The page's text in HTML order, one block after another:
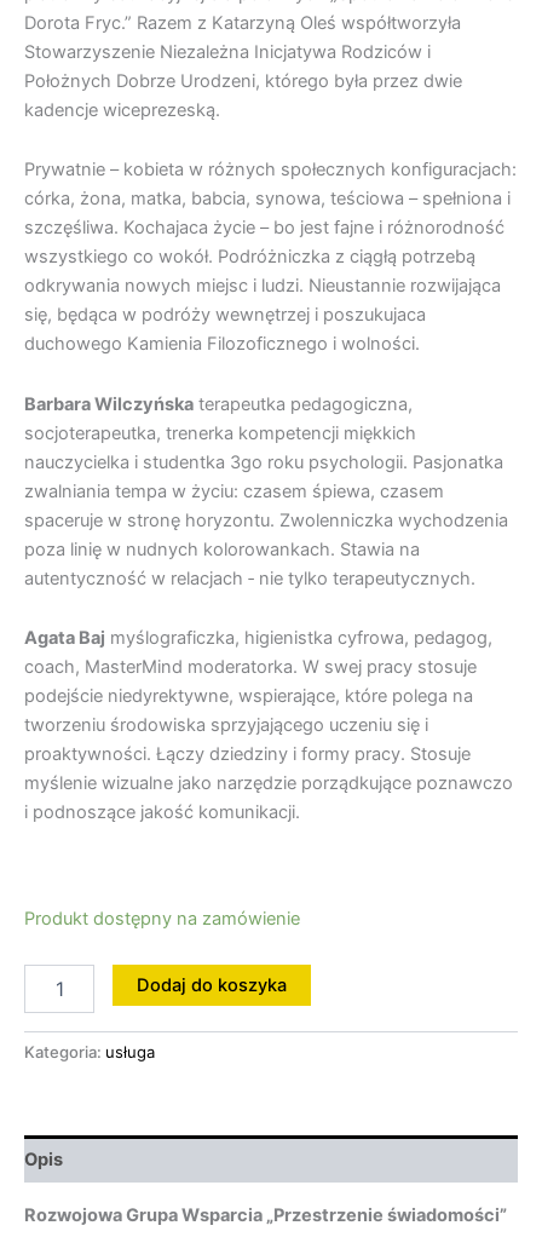
Dorota Fryc.” Razem z Katarzyną Oleś współtworzyła
Stowarzyszenie Niezależna Inicjatywa Rodziców i
Położnych Dobrze Urodzeni, którego była przez dwie
kadencje wiceprezeską.
Prywatnie – kobieta w różnych społecznych konfiguracjach:
córka, żona, matka, babcia, synowa, teściowa – spełniona i
szczęśliwa. Kochajaca życie – bo jest fajne i różnorodność
wszystkiego co wokół. Podróżniczka z ciągłą potrzebą
odkrywania nowych miejsc i ludzi. Nieustannie rozwijająca
się, będąca w podróży wewnętrzej i poszukujaca
duchowego Kamienia Filozoficznego i wolności.
Barbara Wilczyńska terapeutka pedagogiczna,
socjoterapeutka, trenerka kompetencji miękkich
nauczycielka i studentka 3go roku psychologii. Pasjonatka
zwalniania tempa w życiu: czasem śpiewa, czasem
spaceruje w stronę horyzontu. Zwolenniczka wychodzenia
poza linię w nudnych kolorowankach. Stawia na
autentyczność w relacjach ‐ nie tylko terapeutycznych.
Agata Baj myślograficzka, higienistka cyfrowa, pedagog,
coach, MasterMind moderatorka. W swej pracy stosuje
podejście niedyrektywne, wspierające, które polega na
tworzeniu środowiska sprzyjającego uczeniu się i
proaktywności. Łączy dziedziny i formy pracy. Stosuje
myślenie wizualne jako narzędzie porządkujące poznawczo
i podnoszące jakość komunikacji.
Produkt dostępny na zamówienie
Dodaj do koszyka
Kategoria: usługa
Opis
Rozwojowa Grupa Wsparcia „Przestrzenie świadomości”